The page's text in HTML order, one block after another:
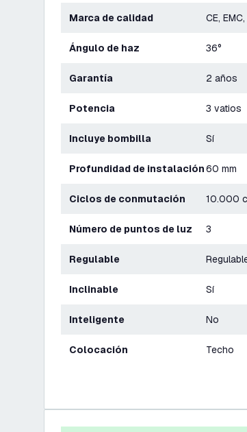
Marca de calidad CE,
Ángulo de haz 36°
Garantía 2 años
Potencia 3 vatios
Incluye bombilla Sí
Profundidad de instalación60 mm
Ciclos de conmutación 10.000
Número de puntos de luz 3
Regulable
Inclinable Sí
Inteligente No
Colocación Techo